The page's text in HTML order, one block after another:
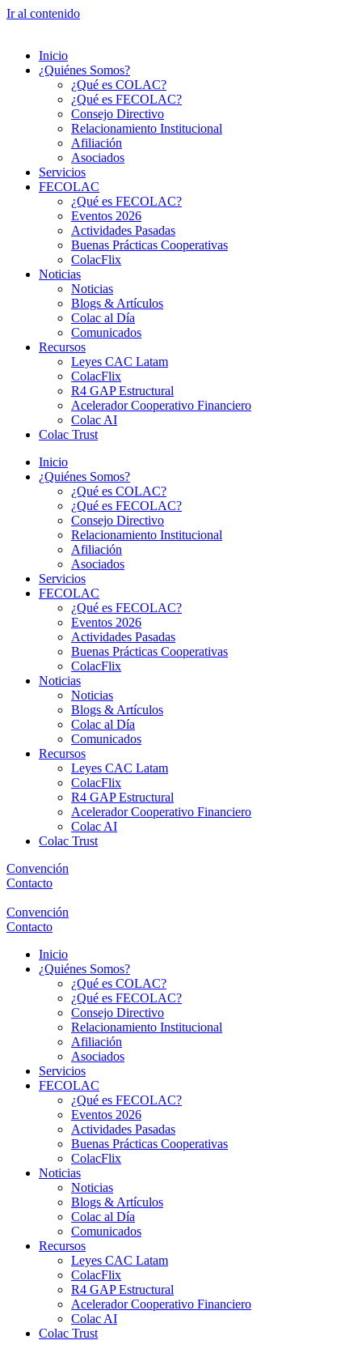
Ir al contenido
Inicio
¿Quiénes Somos?
¿Qué es COLAC?
¿Qué es FECOLAC?
Consejo Directivo
Relacionamiento Institucional
Afiliación
Asociados
Servicios
FECOLAC
¿Qué es FECOLAC?
Eventos 2026
Actividades Pasadas
Buenas Prácticas Cooperativas
ColacFlix
Noticias
Noticias
Blogs & Artículos
Colac al Día
Comunicados
Recursos
Leyes CAC Latam
ColacFlix
R4 GAP Estructural
Acelerador Cooperativo Financiero
Colac AI
Colac Trust
Inicio
¿Quiénes Somos?
¿Qué es COLAC?
¿Qué es FECOLAC?
Consejo Directivo
Relacionamiento Institucional
Afiliación
Asociados
Servicios
FECOLAC
¿Qué es FECOLAC?
Eventos 2026
Actividades Pasadas
Buenas Prácticas Cooperativas
ColacFlix
Noticias
Noticias
Blogs & Artículos
Colac al Día
Comunicados
Recursos
Leyes CAC Latam
ColacFlix
R4 GAP Estructural
Acelerador Cooperativo Financiero
Colac AI
Colac Trust
Convención
Contacto
Convención
Contacto
Inicio
¿Quiénes Somos?
¿Qué es COLAC?
¿Qué es FECOLAC?
Consejo Directivo
Relacionamiento Institucional
Afiliación
Asociados
Servicios
FECOLAC
¿Qué es FECOLAC?
Eventos 2026
Actividades Pasadas
Buenas Prácticas Cooperativas
ColacFlix
Noticias
Noticias
Blogs & Artículos
Colac al Día
Comunicados
Recursos
Leyes CAC Latam
ColacFlix
R4 GAP Estructural
Acelerador Cooperativo Financiero
Colac AI
Colac Trust